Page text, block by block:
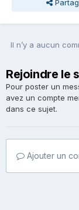
Il n’y a aucun
Rejoindre le
Pour poster un
avez un compte
dans ce sujet.
Ajouter un